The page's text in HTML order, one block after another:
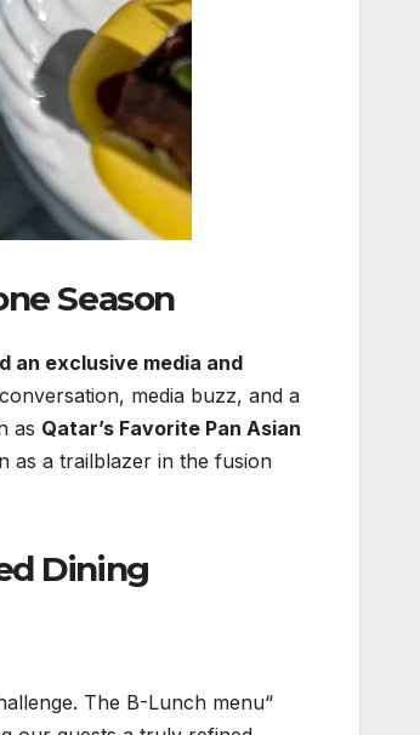
Season
an exclusive media and
media buzz, and a
as Qatar’s Favorite Pan Asian
as a trailblazer in the fusion
Dining
The B-Lunch menu